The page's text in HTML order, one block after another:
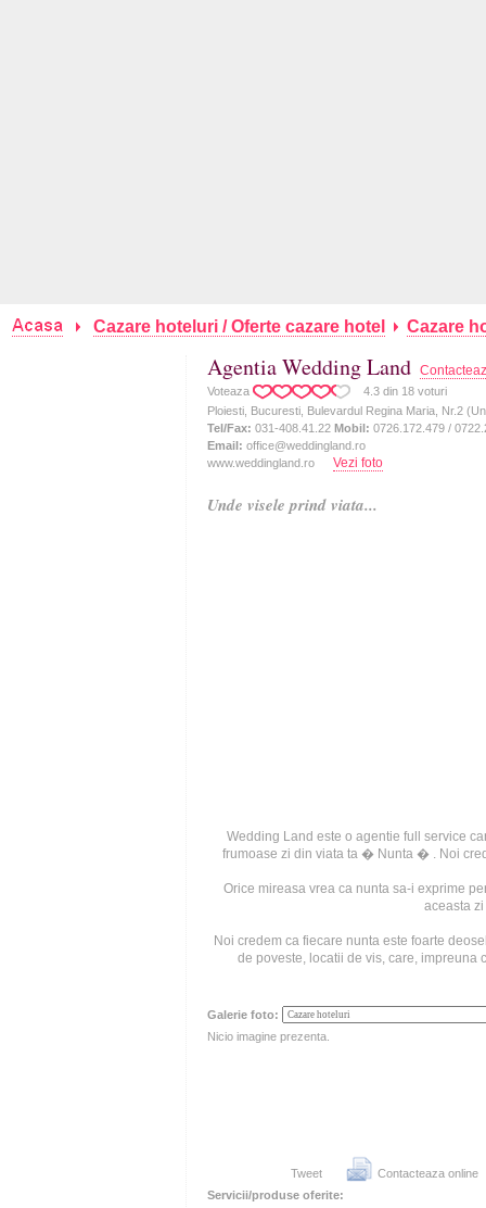
Cazare hoteluri / Oferte cazare hotel Cazare
Agentia Wedding Land
Voteaza 4.3din 18voturi
Ploiesti, Bucuresti, Bulevardul Regina Maria, Nr.2
Tel/Fax: 031-408.41.22 Mobil: 0726.172.479 /
Email: office@weddingland.ro
www.weddingland.ro
Vezi foto
Unde visele prind viata...
Wedding Land este o agentie full service
frumoase zi din viata ta � Nunta � . Noi
Orice mireasa vrea ca nunta sa-i exprime
aceasta
Noi credem ca fiecare nunta este foarte
de poveste, locatii de vis, care, impreuna
Galerie foto:
Nicio imagine prezenta.
Tweet
Contacteaza online
Servicii/produse oferite: